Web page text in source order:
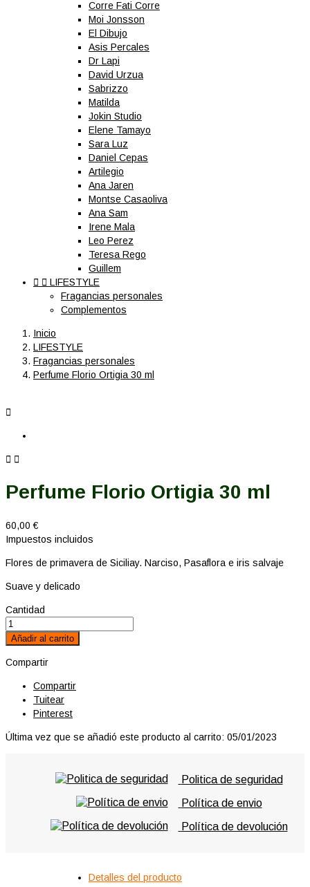
Corre Fati Corre
Moi Jonsson
El Dibujo
Asis Percales
Dr Lapi
David Urzua
Sabrizzo
Matilda
Jokin Studio
Elene Tamayo
Sara Luz
Daniel Cepas
Artilegio
Ana Jaren
Montse Casaoliva
Ana Sam
Irene Mala
Leo Perez
Teresa Rego
Guillem
  LIFESTYLE
Fragancias personales
Complementos
Inicio
LIFESTYLE
Fragancias personales
Perfume Florio Ortigia 30 ml

 
Perfume Florio Ortigia 30 ml
60,00 €
Impuestos incluidos
Flores de primavera de Siciliay. Narciso, Pasaflora e iris salvaje
Suave y delicado
Cantidad
Añadir al carrito
Compartir
Compartir
Tuitear
Pinterest
Última vez que se añadió este producto al carrito: 05/01/2023
Politica de seguridad
Política de envio
Política de devolución
Detalles del producto